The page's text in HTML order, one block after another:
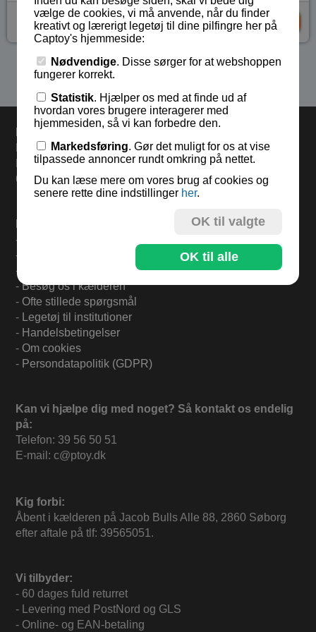
kr 35,- KØB
Se flere produkter i kategorien Dinosaur
Levering
Bestil i dag og varerne sendes i morgen mandag.
Levering 33,- eller gratis ved køb over 500,-.
60 dages returret.
-
-
-
-Besøg os i kælderen
- Ofte stillede spørgsmål
- Legetøj til institutioner
- Handelsbetingelser
- Om cookies
- Persondatapolitik (GDPR)
Kan vi hjælpe dig med noget? Så kontakt os endelig
på:
Telefon: 39 56 50 51
E-mail: c@ptoy.dk
Kig forbi:
Åbent i kælderen på Jacob Bulls Alle 88, 2860 Søborg
efter aftale på tlf: 39565051.
Vi tilbyder:
- 60 dages fuld returret
- Levering med PostNord og GLS
- Online- og EAN-betaling
vælge de cookies, vi må anvende, når du finder
kreativt og lærerigt legetøj til dine pilfingre her på
Captoy's hjemmeside:
Nødvendige. Disse sørger for at webshoppen
fungerer korrekt.
Statistik. Hjælper os med at finde ud af
hvordan vores brugere interagerer med
hjemmesiden, så vi kan forbedre den.
Markedsføring. Gør det muligt for os at vise
tilpassede annoncer rundt omkring på nettet.
Du kan læse mere om vores brug af cookies og
senere rette dine indstillinger her.
OK til valgte
OK til alle